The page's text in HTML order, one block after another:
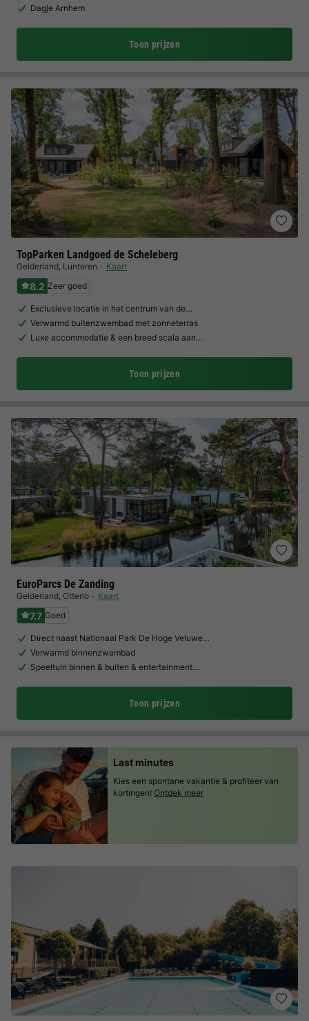
Dagje Arnhem
Toon prijzen
TopParken Landgoed de Scheleberg
Gelderland, Lunteren Kaart
8.2 Zeer goed
Exclusieve locatie in het centrum van de…
Verwarmd buitenzwembad met zonneterras
Luxe accommodatie & een breed scala aan…
Toon prijzen
EuroParcs De Zanding
Gelderland, Otterlo Kaart
7.7 Goed
Direct naast Nationaal Park De Hoge Veluwe…
Verwarmd binnenzwembad
Speeltuin binnen & buiten & entertainment…
Toon prijzen
Last minutes
Kies een spontane vakantie & profiteer van
kortingen! Ontdek meer